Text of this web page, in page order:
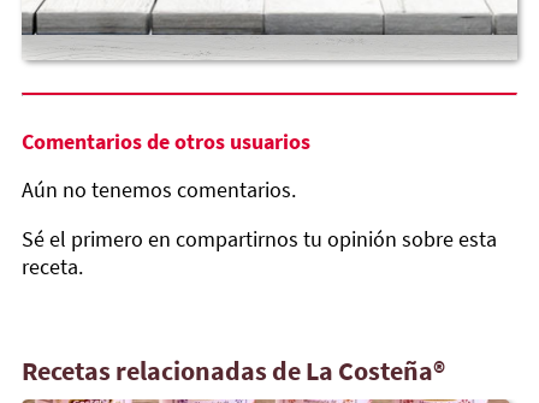
Comentarios de otros usuarios
Aún no tenemos comentarios.
Sé el primero en compartirnos tu opinión sobre esta
receta.
Recetas relacionadas de La Costeña®